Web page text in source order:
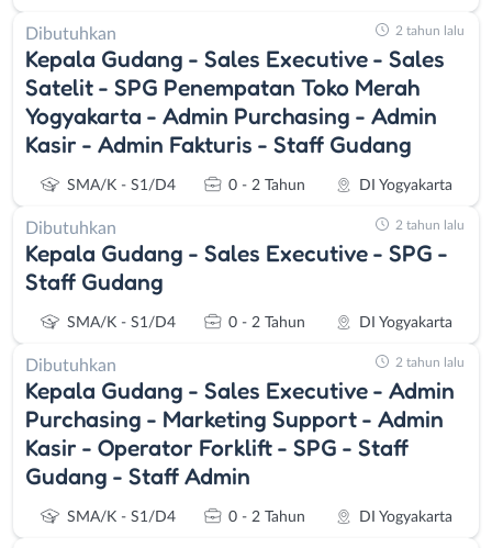
Dibutuhkan
Kepala Gudang - Sales Executive - Sales
Satelit - SPG Penempatan Toko Merah
Yogyakarta - Admin Purchasing - Admin
Kasir - Admin Fakturis - Staff Gudang
SMA/K - S1/D4 0 - 2 Tahun DI Yogyakarta
2 tahun lalu
Dibutuhkan
Kepala Gudang - Sales Executive - SPG -
Staff Gudang
SMA/K - S1/D4 0 - 2 Tahun DI Yogyakarta
2 tahun lalu
Dibutuhkan
Kepala Gudang - Sales Executive - Admin
Purchasing - Marketing Support - Admin
Kasir - Operator Forklift - SPG - Staff
Gudang - Staff Admin
SMA/K - S1/D4 0 - 2 Tahun DI Yogyakarta
2 tahun lalu